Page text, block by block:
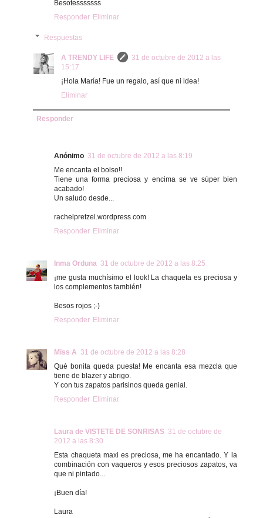
Besotesssssss
Responder Eliminar
Respuestas
A TRENDY LIFE
31 de octubre de 2012 a las
15:17
¡Hola María! Fue un regalo, así que ni idea!
Eliminar
Responder
Anónimo 31 de octubre de 2012 a las 8:19
Me encanta el bolso!!
Tiene una forma preciosa y encima se ve súper bien
acabado!
Un saludo desde...
rachelpretzel.wordpress.com
Responder Eliminar
Inma Orduna 31 de octubre de 2012 a las 8:25
¡me gusta muchísimo el look! La chaqueta es preciosa y
los complementos también!
Besos rojos ;-)
Responder Eliminar
Miss A 31 de octubre de 2012 a las 8:28
Qué bonita queda puesta! Me encanta esa mezcla que
tiene de blazer y abrigo.
Y con tus zapatos parisinos queda genial.
Responder Eliminar
Laura de VISTETE DE SONRISAS 31 de octubre de
2012 a las 8:30
Esta chaqueta maxi es preciosa, me ha encantado. Y la
combinación con vaqueros y esos preciosos zapatos, va
que ni pintado...
¡Buen día!
Laura